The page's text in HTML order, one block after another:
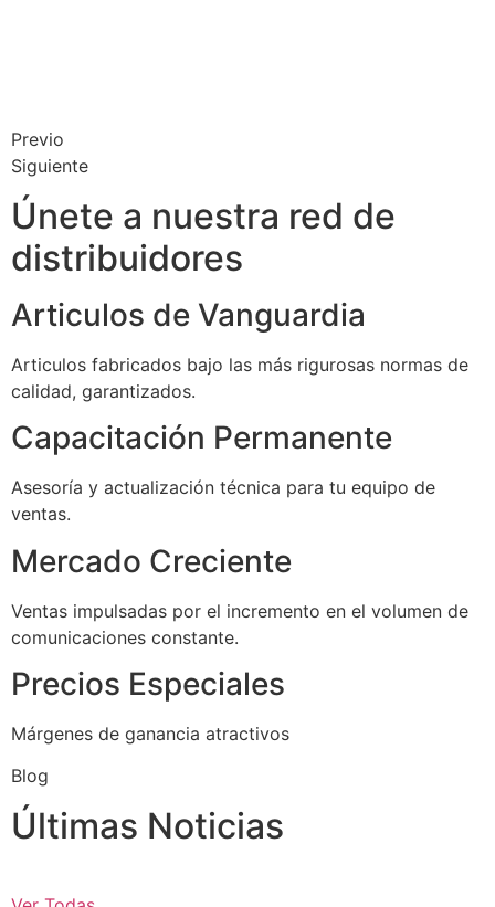
Previo
Siguiente
Únete a nuestra red de
distribuidores
Articulos de Vanguardia
Articulos fabricados bajo las más rigurosas normas de
calidad, garantizados.
Capacitación Permanente
Asesoría y actualización técnica para tu equipo de
ventas.
Mercado Creciente
Ventas impulsadas por el incremento en el volumen de
comunicaciones constante.
Precios Especiales
Márgenes de ganancia atractivos
Blog
Últimas Noticias